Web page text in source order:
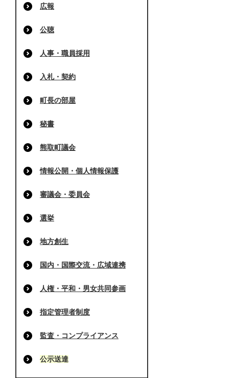
広報
公聴
人事・職員採用
入札・契約
町長の部屋
秘書
熊取町議会
情報公開・個人情報保護
審議会・委員会
選挙
地方創生
国内・国際交流・広域連携
人権・平和・男女共同参画
指定管理者制度
監査・コンプライアンス
公示送達